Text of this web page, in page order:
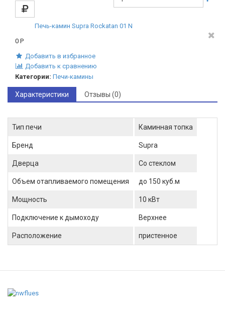
Печь-камин Supra Rockatan 01 N
0 Р
Добавить в избранное
Добавить к сравнению
Категории: Печи-камины
Характеристики Отзывы (0)
Тип печи Каминная топка
Бренд Supra
Дверца Со стеклом
Объем отапливаемого помещения до 150 куб.м
Мощность 10 кВт
Подключение к дымоходу Верхнее
Расположение пристенное